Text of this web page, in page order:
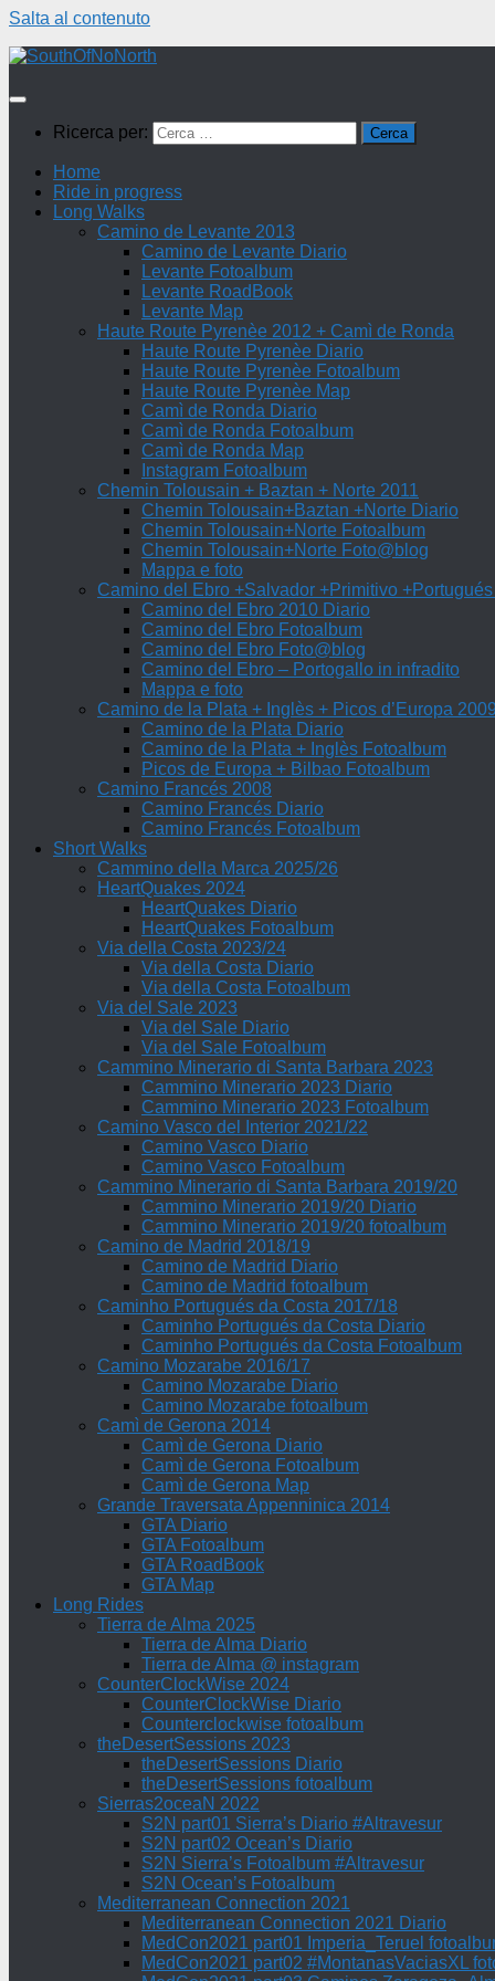
Salta al contenuto
Ricerca per:
Home
Ride in progress
Long Walks
Camino de Levante 2013
Camino de Levante Diario
Levante Fotoalbum
Levante RoadBook
Levante Map
Haute Route Pyrenèe 2012 + Camì de Ronda
Haute Route Pyrenèe Diario
Haute Route Pyrenèe Fotoalbum
Haute Route Pyrenèe Map
Camì de Ronda Diario
Camì de Ronda Fotoalbum
Camì de Ronda Map
Instagram Fotoalbum
Chemin Tolousain + Baztan + Norte 2011
Chemin Tolousain+Baztan +Norte Diario
Chemin Tolousain+Norte Fotoalbum
Chemin Tolousain+Norte Foto@blog
Mappa e foto
Camino del Ebro +Salvador +Primitivo
Camino del Ebro 2010 Diario
Camino del Ebro Fotoalbum
Camino del Ebro Foto@blog
Camino del Ebro – Portogallo in infradito
Mappa e foto
Camino de la Plata + Inglès + Picos d’Europa 2009
Camino de la Plata Diario
Camino de la Plata + Inglès Fotoalbum
Picos de Europa + Bilbao Fotoalbum
Camino Francés 2008
Camino Francés Diario
Camino Francés Fotoalbum
Short Walks
Cammino della Marca 2025/26
HeartQuakes 2024
HeartQuakes Diario
HeartQuakes Fotoalbum
Via della Costa 2023/24
Via della Costa Diario
Via della Costa Fotoalbum
Via del Sale 2023
Via del Sale Diario
Via del Sale Fotoalbum
Cammino Minerario di Santa Barbara 2023
Cammino Minerario 2023 Diario
Cammino Minerario 2023 Fotoalbum
Camino Vasco del Interior 2021/22
Camino Vasco Diario
Camino Vasco Fotoalbum
Cammino Minerario di Santa Barbara 2019/20
Cammino Minerario 2019/20 Diario
Cammino Minerario 2019/20 fotoalbum
Camino de Madrid 2018/19
Camino de Madrid Diario
Camino de Madrid fotoalbum
Caminho Portugués da Costa 2017/18
Caminho Portugués da Costa Diario
Caminho Portugués da Costa Fotoalbum
Camino Mozarabe 2016/17
Camino Mozarabe Diario
Camino Mozarabe fotoalbum
Camì de Gerona 2014
Camì de Gerona Diario
Camì de Gerona Fotoalbum
Camì de Gerona Map
Grande Traversata Appenninica 2014
GTA Diario
GTA Fotoalbum
GTA RoadBook
GTA Map
Long Rides
Tierra de Alma 2025
Tierra de Alma Diario
Tierra de Alma @ instagram
CounterClockWise 2024
CounterClockWise Diario
Counterclockwise fotoalbum
theDesertSessions 2023
theDesertSessions Diario
theDesertSessions fotoalbum
Sierras2oceaN 2022
S2N part01 Sierra’s Diario #Altravesur
S2N part02 Ocean’s Diario
S2N Sierra’s Fotoalbum #Altravesur
S2N Ocean’s Fotoalbum
Mediterranean Connection 2021
Mediterranean Connection 2021 Diario
MedCon2021 part01 Imperia_Teruel
MedCon2021 part02 #MontanasVaciasXL